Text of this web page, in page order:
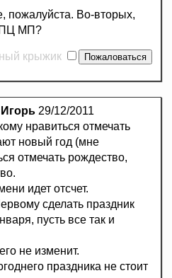
пожалуйста. Во-вторых,
МП?
крыжик
Игорь 29/12/2011
нравиться отмечать
новый год (мне
отмечать рождество,
идет отсчет.
сделать праздник
пусть все так и
не изменит.
праздника не стоит